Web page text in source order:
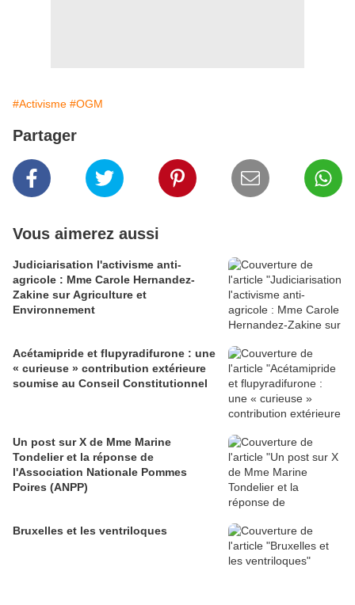
#Activisme #OGM
Partager
Vous aimerez aussi
Judiciarisation l'activisme anti-
agricole : Mme Carole Hernandez-
Zakine sur Agriculture et
Environnement
Acétamipride et flupyradifurone : une
« curieuse » contribution extérieure
soumise au Conseil Constitutionnel
Un post sur X de Mme Marine
Tondelier et la réponse de
l'Association Nationale Pommes
Poires (ANPP)
Bruxelles et les ventriloques